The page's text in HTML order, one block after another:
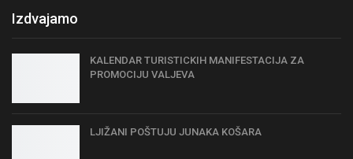
Izdvajamo
KALENDAR TURISTICKIH MANIFESTACIJA ZA
PROMOCIJU VALJEVA
LJIŽANI POŠTUJU JUNAKA KOŠARA